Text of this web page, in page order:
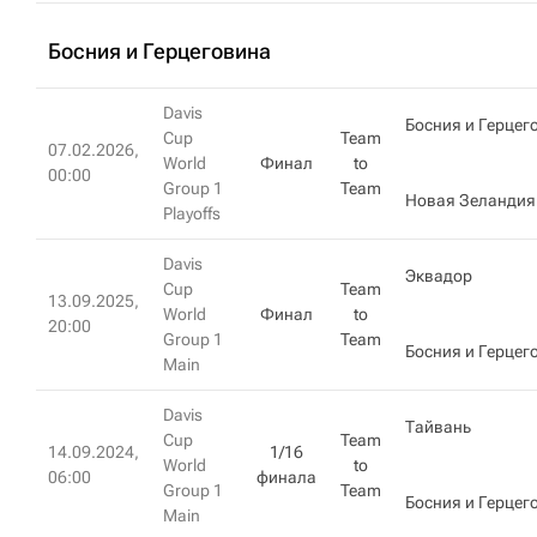
Босния и Герцеговина
07.02.2026,
00:00
Davis
Cup
World
Group 1
Playoffs
Финал
Team
to
Team
Босния и
Новая Зеландия
13.09.2025,
20:00
Davis
Cup
World
Group 1
Main
Финал
Team
to
Team
Эквадор
Босния и
14.09.2024,
06:00
Davis
Cup
World
Group 1
Main
1/16
финала
Team
to
Team
Тайвань
Босния и